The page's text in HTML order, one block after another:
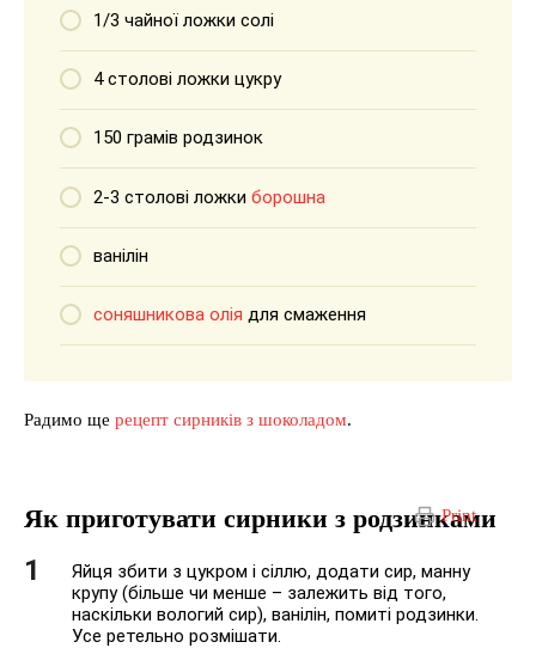
1/3 чайної ложки солі
4 столові ложки цукру
150 грамів родзинок
2-3 столові ложки борошна
ванілін
соняшникова олія для смаження
Радимо ще рецепт сирників з шоколадом.
Print
Як приготувати сирники з родзинками
Яйця збити з цукром і сіллю, додати сир, манну
крупу (більше чи менше – залежить від того,
наскільки вологий сир), ванілін, помиті родзинки.
Усе ретельно розмішати.